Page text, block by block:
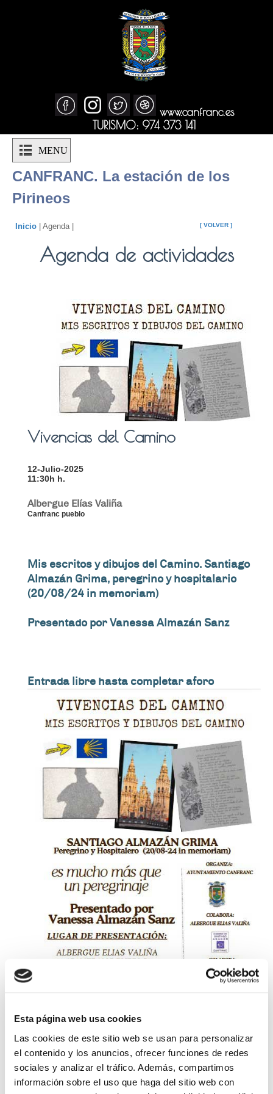
Esta página web usa cookies
Las cookies de este sitio web se usan para personalizar
el contenido y los anuncios, ofrecer funciones de redes
sociales y analizar el tráfico. Además, compartimos
información sobre el uso que haga del sitio web con
www.canfranc.es
TURISMO: 974 373 141
MENU
CANFRANC. La estación de los
Pirineos
[ VOLVER ]
Inicio | Agenda |
Agenda de actividades
Vivencias del Camino
12-Julio-2025
11:30h h.
Albergue Elías Valiña
Canfranc pueblo
Mis escritos y dibujos del Camino. Santiago
Almazán Grima, peregrino y hospitalario
(20/08/24 in memoriam)
Presentado por Vanessa Almazán Sanz
Entrada libre hasta completar aforo
Julio 2025
Otras actividades: